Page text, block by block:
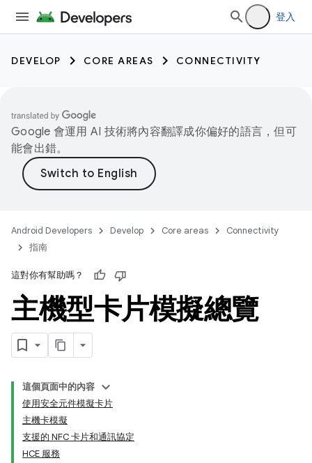
登入
DEVELOP CORE AREAS CONNECTIVITY
Google 會運用 AI 技術將內容翻譯成你偏好的語言，但可
能會出錯。
Android Developers Develop Core areas
Connectivity
指南
這對你有幫助嗎？
主機型卡片模擬總覽
這個頁面中的內容
使用安全元件模擬卡片
主機卡模擬
支援的 NFC 卡片和通訊協定
HCE 服務